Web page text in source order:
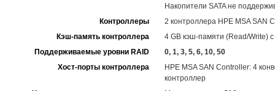
Накопители SATA не
Контроллеры
2 контроллера HPE MSA SAN
Кэш-память контроллера
4 GB кэш-памяти (Read/Write)
Поддерживаемые уровни RAID
0, 1, 3, 5, 6, 10, 50
Хост-порты контроллера
HPE MSA SAN Controller: 4
контроллер